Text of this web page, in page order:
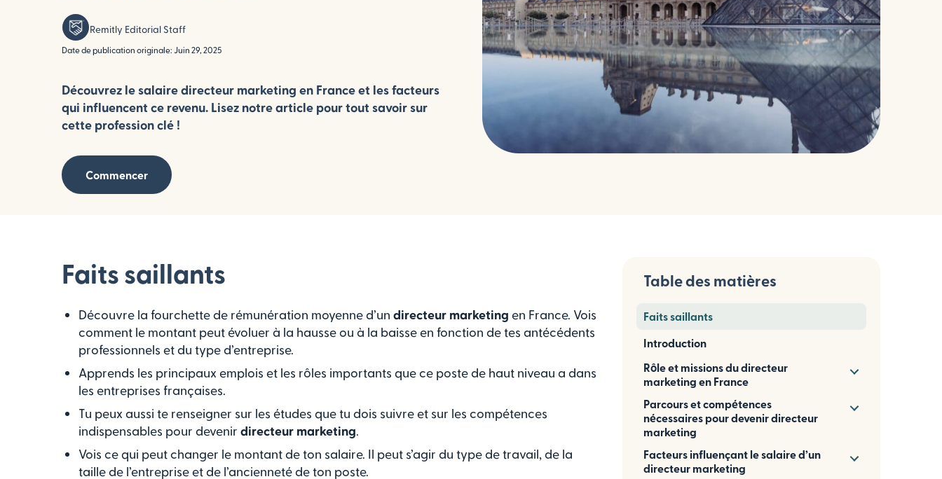
Remitly Editorial Staff
Date de publication originale: Juin 29, 2025
Découvrez le salaire directeur marketing en France et les facteurs
qui influencent ce revenu. Lisez notre article pour tout savoir sur
cette profession clé !
Commencer
Faits saillants
Découvre la fourchette de rémunération moyenne d’un directeur marketing en France. Vois
comment le montant peut évoluer à la hausse ou à la baisse en fonction de tes antécédents
professionnels et du type d’entreprise.
Apprends les principaux emplois et les rôles importants que ce poste de haut niveau a dans
les entreprises françaises.
Tu peux aussi te renseigner sur les études que tu dois suivre et sur les compétences
indispensables pour devenir directeur marketing
Vois ce qui peut changer le montant de ton salaire. Il peut s’agir du type de travail, de la
taille de l’entreprise et de l’ancienneté de ton poste.
Table des matières
Faits saillants
Introduction
Rôle et missions du directeur
marketing en France
Parcours et compétences
nécessaires pour devenir directeur
marketing
Facteurs influençant le salaire d’un
directeur marketing